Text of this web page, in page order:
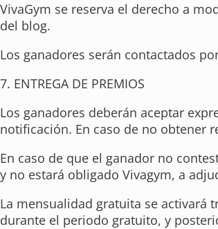
VivaGym se reserva el derecho a
del blog.
Los ganadores serán contactados
7. ENTREGA DE PREMIOS
Los ganadores deberán aceptar
notificación. En caso de no obtener
En caso de que el ganador no
y no estará obligado Vivagym, a
La mensualidad gratuita se activará
durante el periodo gratuito, y